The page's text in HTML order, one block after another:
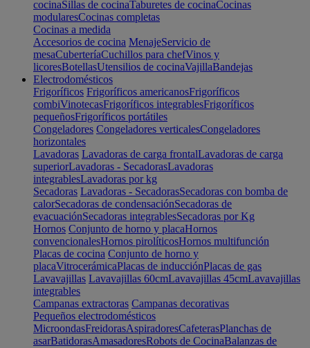
cocinaSillas de cocinaTaburetes de cocinaCocinas
modularesCocinas completas
Cocinas a medida
Accesorios de cocina MenajeServicio de
mesaCuberteríaCuchillos para chefVinos y
licoresBotellasUtensilios de cocinaVajillaBandejas
Electrodomésticos
Frigoríficos Frigoríficos americanosFrigoríficos
combiVinotecasFrigoríficos integrablesFrigoríficos
pequeñosFrigoríficos portátiles
Congeladores Congeladores verticalesCongeladores
horizontales
Lavadoras Lavadoras de carga frontalLavadoras de carga
superiorLavadoras - SecadorasLavadoras
integrablesLavadoras por kg
Secadoras Lavadoras - SecadorasSecadoras con bomba de
calorSecadoras de condensaciónSecadoras de
evacuaciónSecadoras integrablesSecadoras por Kg
Hornos Conjunto de horno y placaHornos
convencionalesHornos pirolíticosHornos multifunción
Placas de cocina Conjunto de horno y
placaVitrocerámicaPlacas de inducciónPlacas de gas
Lavavajillas Lavavajillas 60cmLavavajillas 45cmLavavajillas
integrables
Campanas extractoras Campanas decorativas
Pequeños electrodomésticos
MicroondasFreidorasAspiradoresCafeterasPlanchas de
asarBatidorasAmasadoresRobots de CocinaBalanzas de